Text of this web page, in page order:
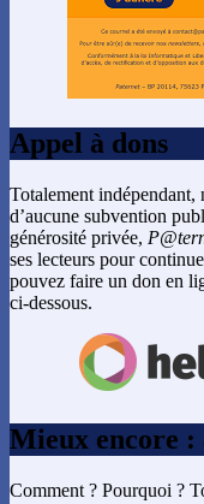
Appel à dons
Totalement indépendant,
d’aucune subvention
générosité privée,
ses lecteurs pour
pouvez faire un don en
ci-dessous.
Mieux encore :
Comment ? Pourquoi ?